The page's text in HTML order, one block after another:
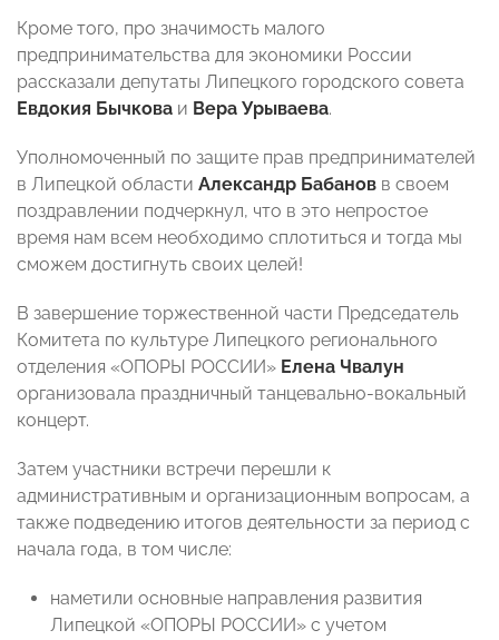
Кроме того, про значимость малого
предпринимательства для экономики России
рассказали депутаты Липецкого городского совета
Евдокия Бычкова и Вера Урываева.
Уполномоченный по защите прав предпринимателей
в Липецкой области Александр Бабанов в своем
поздравлении подчеркнул, что в это непростое
время нам всем необходимо сплотиться и тогда мы
сможем достигнуть своих целей!
В завершение торжественной части Председатель
Комитета по культуре Липецкого регионального
отделения «ОПОРЫ РОССИИ» Елена Чвалун
организовала праздничный танцевально-вокальный
концерт.
Затем участники встречи перешли к
административным и организационным вопросам, а
также подведению итогов деятельности за период с
начала года, в том числе:
наметили основные направления развития
Липецкой «ОПОРЫ РОССИИ» с учетом